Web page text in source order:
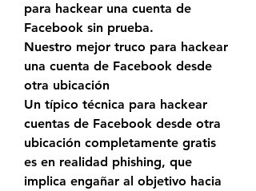
para hackear una cuenta de
Facebook sin prueba.
Nuestro mejor truco para hackear
una cuenta de Facebook desde
otra ubicación
Un típico técnica para hackear
cuentas de Facebook desde otra
ubicación completamente gratis
es en realidad phishing, que
implica engañar al objetivo hacia